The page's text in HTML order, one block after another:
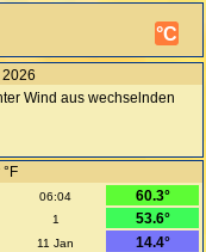
°C
2026
Wind aus wechselnden
06:04
60.3°
1
53.6°
11 Jan
14.4°